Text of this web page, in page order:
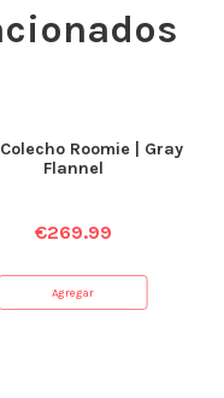
Roomie | Gray
Flannel
€269.99
Agregar